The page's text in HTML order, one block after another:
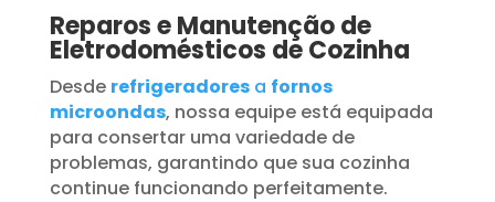
Reparos e Manutenção de
Eletrodomésticos de Cozinha
Desde refrigeradoresa fornos
microondas, nossa equipe está equipada
para consertar uma variedade de
problemas, garantindo que sua cozinha
continue funcionando perfeitamente.